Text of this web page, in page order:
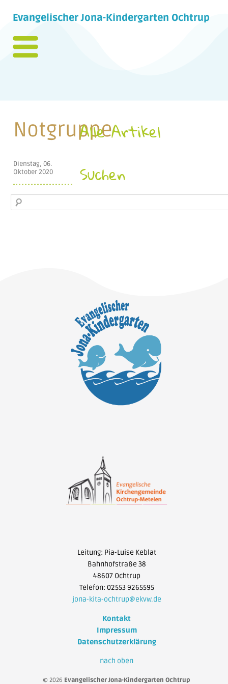
Evangelischer Jona-Kindergarten Ochtrup
Notgruppe
Dienstag, 06.
Oktober 2020
Alle Artikel
Suchen
Leitung: Pia-Luise Keblat
Bahnhofstraße 38
48607 Ochtrup
Telefon: 02553 9265595
jona-kita-ochtrup@ekvw.de
Kontakt
Impressum
Datenschutzerklärung
nach oben
© 2026 Evangelischer Jona-Kindergarten Ochtrup